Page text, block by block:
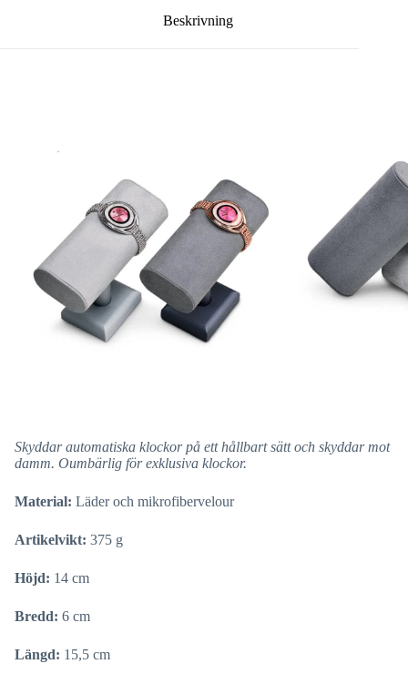
Beskrivning
Skyddar automatiska klockor på ett hållbart sätt och skyddar mot
damm. Oumbärlig för exklusiva klockor.
Material: Läder och mikrofibervelour
Artikelvikt: 375 g
Höjd: 14 cm
Bredd: 6 cm
Längd: 15,5 cm